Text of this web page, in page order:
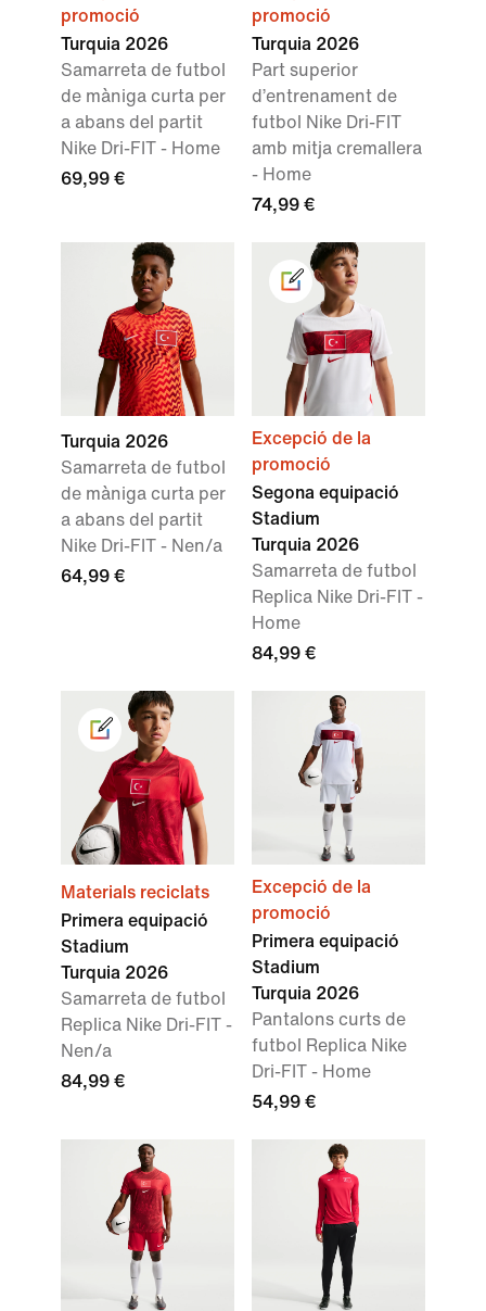
promoció
Turquia 2026
Samarreta de futbol
de màniga curta per
a abans del partit
Nike Dri-FIT - Home
69,99 €
promoció
Turquia 2026
Part superior
d’entrenament de
futbol Nike Dri-FIT
amb mitja cremallera
- Home
74,99 €
Turquia 2026
Samarreta de futbol
de màniga curta per
a abans del partit
Nike Dri-FIT - Nen/a
64,99 €
Excepció de la
promoció
Segona equipació
Stadium
Turquia 2026
Samarreta de futbol
Replica Nike Dri-FIT -
Home
84,99 €
Materials reciclats
Primera equipació
Stadium
Turquia 2026
Samarreta de futbol
Replica Nike Dri-FIT -
Nen/a
84,99 €
Excepció de la
promoció
Primera equipació
Stadium
Turquia 2026
Pantalons curts de
futbol Replica Nike
Dri-FIT - Home
54,99 €